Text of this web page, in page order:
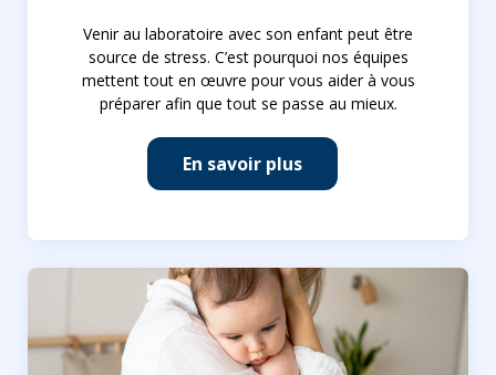
Venir au laboratoire avec son enfant peut être
source de stress. C’est pourquoi nos équipes
mettent tout en œuvre pour vous aider à vous
préparer afin que tout se passe au mieux.
En savoir plus